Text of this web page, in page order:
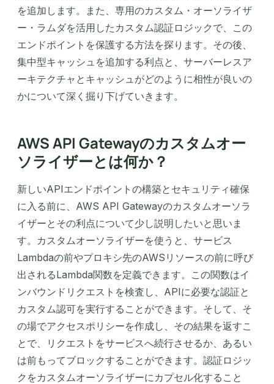
を追加します。また、専用のカスタム・オーソライザ
ー・ラムダを活用したカスタム認証ロジックで、この
エンドポイントを保護する方法を探ります。その後、
集中型キャッシュを追加する利点と、サーバーレスア
ーキテクチャとキャッシュがどのように相性が良いの
かについて深く掘り下げていきます。
AWS API Gatewayのカスタムオー
ソライザーとは何か？
新しいAPIエンドポイントの構築とセキュリティ確保
に入る前に、AWS API Gatewayのカスタムオーソラ
イザーとその利点について少し説明したいと思いま
す。カスタムオーソライザーを使うと、サービス
Lambdaの前やプロキシ先のAWSリソースの前に呼び
出されるLambda関数を定義できます。この関数はイ
ンバウンドリクエストを検査し、APIに必要な認証と
カスタム認可を実行することができます。そして、そ
の場でアクセスポリシーを作成し、その結果を返すこ
とで、リクエストをサービスへ続行させるか、あるい
は前もってブロックすることができます。認証ロジッ
クをカスタムオーソライザーにカプセル化すること